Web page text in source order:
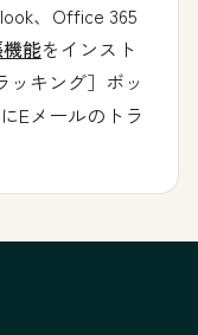
、Office 365
能をインスト
ッキング］ボッ
Eメールのトラ